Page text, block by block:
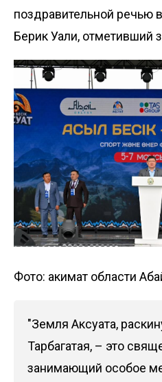
поздравительной речью
Берик Уали, отметивший
Фото: акимат области
"Земля Аксуата,
Тарбагатая, – это
занимающий особое